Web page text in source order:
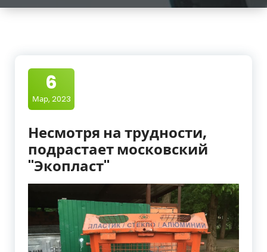
6
Мар, 2023
Несмотря на трудности,
подрастает московский
"Экопласт"